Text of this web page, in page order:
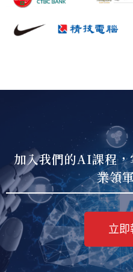
加入我們的AI課程
業領
立即